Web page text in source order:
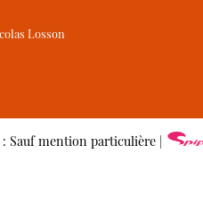
Losson
Sauf mention particulière |